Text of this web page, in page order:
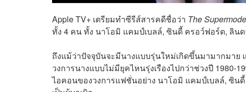
Apple TV+ เตรียมทำซีรีส์สารคดีชื่อว่า The
ทั้ง 4 คน ทั้ง นาโอมิ แคมป์เบลล์, ซินดี้ ครอว์ฟอร์ด, ลิน
ถึงแม้ว่าปัจจุบันจะมีนางแบบรุ่นใหม่เกิดขึ้นมามากมาย
วงการนางแบบไม่มียุคไหนรุ่งเรืองไปกว่าช่วงปี
ไอคอนของวงการแฟชั่นอย่าง นาโอมิ แคมป์เบลล์, ซิน